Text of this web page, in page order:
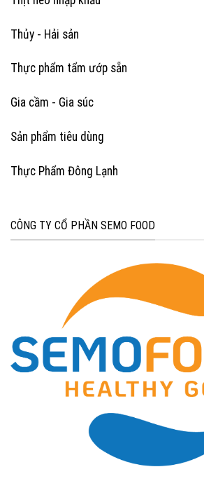
Thủy - Hải sản
Thực phẩm tẩm ướp sẵn
Gia cầm - Gia súc
Sản phẩm tiêu dùng
Thực Phẩm Đông Lạnh
CÔNG TY CỔ PHẦN SEMO FOOD